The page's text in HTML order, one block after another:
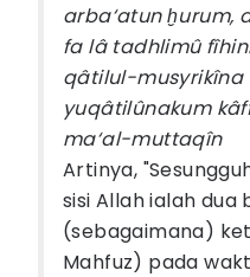
arba‘atun
fa lâ tadhlimû
qâtilul-
yuqâtilûnakum
ma‘al-muttaqîn
Artinya,
sisi Allah ialah dua
(sebagaimana)
Mahfuz) pada